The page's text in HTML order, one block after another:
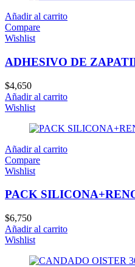
Añadir al carrito
Compare
Wishlist
ADHESIVO DE
$4,650
Añadir al carrito
Wishlist
Añadir al carrito
Compare
Wishlist
PACK
$6,750
Añadir al carrito
Wishlist